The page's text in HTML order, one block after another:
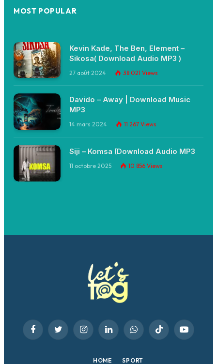
MOST POPULAR
Kevin Kade, The Ben, Element –
Sikosa( Download Audio MP3 )
27 août 2024 38 021 Views
Davido – Away | Download Music
MP3
14 mars 2024 11 267 Views
Siji – Komsa (Download Audio MP3
11 octobre 2025 10 856 Views
FacebookTwitter InstagramLinkedInWhatsAppTikTok YouTube
HOME SPORT